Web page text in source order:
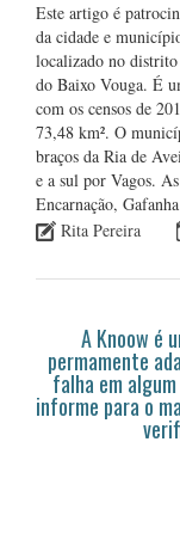
Este artigo é
da cidade e
localizado no
do Baixo Vouga. É
com os censos de
73,48 km². O
braços da Ria de
e a sul por Vagos.
Encarnação,
Rita Pereira
A Knoow é
permamente
falha em
informe para o